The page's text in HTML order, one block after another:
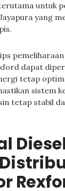
untuk
yang
dapat
tetap
sistem
tetap stabil